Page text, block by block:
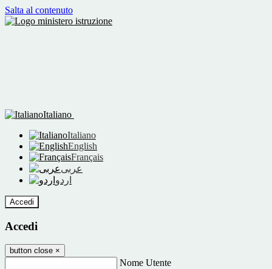
Salta al contenuto
Italiano
Italiano
English
Français
عربى
اردو
Accedi
Accedi
button close ×
Nome Utente